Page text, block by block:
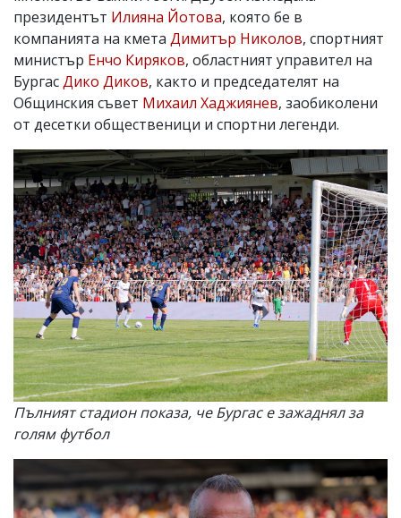
президентът Илияна Йотова, която бе в
компанията на кмета Димитър Николов, спортният
министър Енчо Киряков, областният управител на
БургасДико Диков, както и председателят на
Общинския съвет Михаил Хаджиянев, заобиколени
от десетки общественици и спортни легенди.
Пълният стадион показа, че Бургас е зажаднял за
голям футбол